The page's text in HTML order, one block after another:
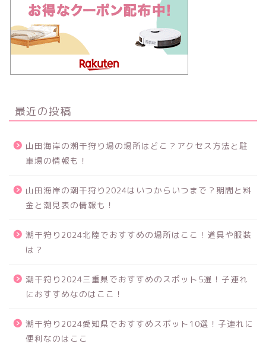
最近の投稿
山田海岸の潮干狩り場の場所はどこ？アクセス方法と駐
車場の情報も！
山田海岸の潮干狩り2024はいつからいつまで？期間と料
金と潮見表の情報も！
潮干狩り2024北陸でおすすめの場所はここ！道具や服装
は？
潮干狩り2024三重県でおすすめのスポット5選！子連れ
におすすめなのはここ！
潮干狩り2024愛知県でおすすめスポット10選！子連れに
便利なのはここ